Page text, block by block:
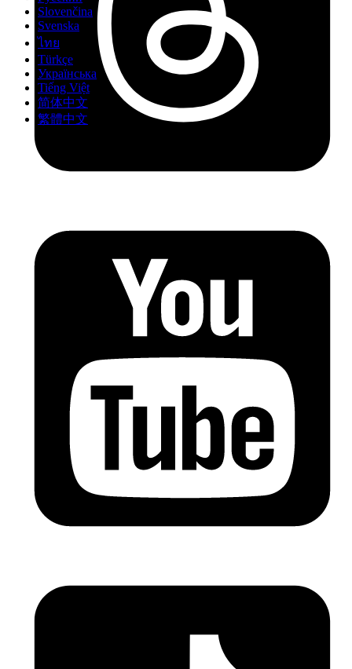
Slovenčina
Svenska
ไทย
Türkçe
Українська
Tiếng Việt
简体中文
繁體中文